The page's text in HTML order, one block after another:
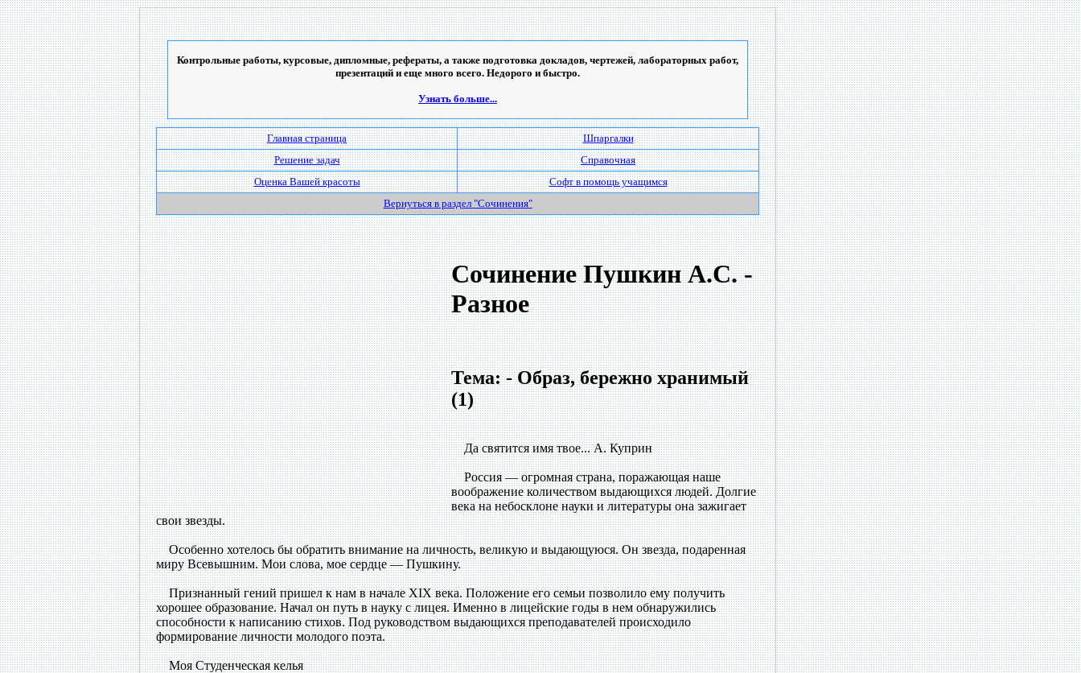
Контрольные работы, курсовые, дипломные, рефераты, а также подготовка докладов, чертежей, лабораторных работ,
презентаций и еще много всего. Недорого и быстро.
Узнать больше...
Главная страница
Шпаргалки
Решение задач
Справочная
Оценка Вашей красоты
Софт в помощь учащимся
Вернуться в раздел "Сочинения"
Сочинение Пушкин А.С. -
Разное
Тема: - Образ, бережно хранимый
(1)
Да святится имя твое... А. Куприн
Россия — огромная страна, поражающая наше
воображение количеством выдающихся людей. Долгие
века на небосклоне науки и литературы она зажигает
свои звезды.
Особенно хотелось бы обратить внимание на личность, великую и выдающуюся. Он звезда, подаренная
миру Всевышним. Мои слова, мое сердце — Пушкину.
Признанный гений пришел к нам в начале XIX века. Положение его семьи позволило ему получить
хорошее образование. Начал он путь в науку с лицея. Именно в лицейские годы в нем обнаружились
способности к написанию стихов. Под руководством выдающихся преподавателей происходило
формирование личности молодого поэта.
Моя Студенческая келья